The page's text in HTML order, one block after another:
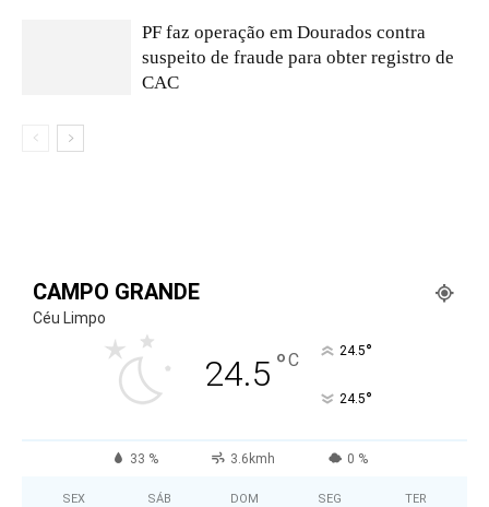
PF faz operação em Dourados contra
suspeito de fraude para obter registro de
CAC
CAMPO GRANDE
Céu Limpo
24.5 °C 24.5°
24.5°
33 % 3.6kmh 0 %
SEX SÁB DOM SEG TER